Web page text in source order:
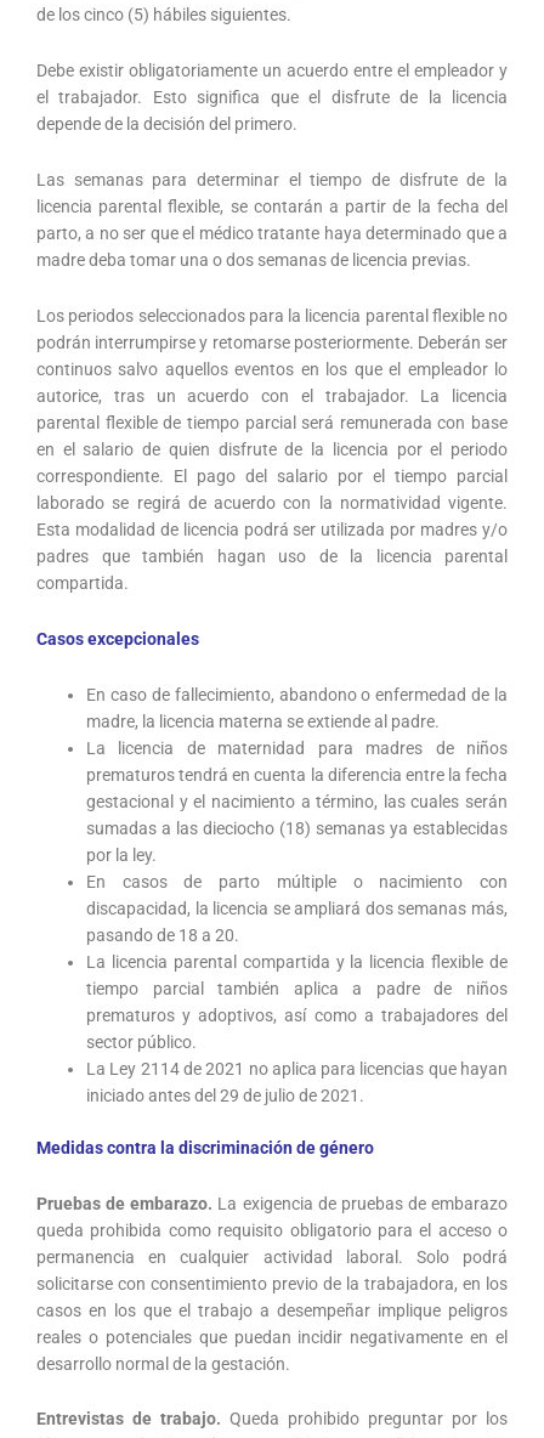
de los cinco (5) hábiles siguientes.
Debe existir obligatoriamente un acuerdo entre el empleador y
el trabajador. Esto significa que el disfrute de la licencia
depende de la decisión del primero.
Las semanas para determinar el tiempo de disfrute de la
licencia parental flexible, se contarán a partir de la fecha del
parto, a no ser que el médico tratante haya determinado que a
madre deba tomar una o dos semanas de licencia previas.
Los periodos seleccionados para la licencia parental flexible no
podrán interrumpirse y retomarse posteriormente. Deberán ser
continuos salvo aquellos eventos en los que el empleador lo
autorice, tras un acuerdo con el trabajador. La licencia
parental flexible de tiempo parcial será remunerada con base
en el salario de quien disfrute de la licencia por el periodo
correspondiente. El pago del salario por el tiempo parcial
laborado se regirá de acuerdo con la normatividad vigente.
Esta modalidad de licencia podrá ser utilizada por madres y/o
padres que también hagan uso de la licencia parental
compartida.
Casos excepcionales
En caso de fallecimiento, abandono o enfermedad de la
madre, la licencia materna se extiende al padre.
La licencia de maternidad para madres de niños
prematuros tendrá en cuenta la diferencia entre la fecha
gestacional y el nacimiento a término, las cuales serán
sumadas a las dieciocho (18) semanas ya establecidas
por la ley.
En casos de parto múltiple o nacimiento con
discapacidad, la licencia se ampliará dos semanas más,
pasando de 18 a 20.
La licencia parental compartida y la licencia flexible de
tiempo parcial también aplica a padre de niños
prematuros y adoptivos, así como a trabajadores del
sector público.
La Ley 2114 de 2021 no aplica para licencias que hayan
iniciado antes del 29 de julio de 2021.
Medidas contra la discriminación de género
Pruebas de embarazo. La exigencia de pruebas de embarazo
queda prohibida como requisito obligatorio para el acceso o
permanencia en cualquier actividad laboral. Solo podrá
solicitarse con consentimiento previo de la trabajadora, en los
casos en los que el trabajo a desempeñar implique peligros
reales o potenciales que puedan incidir negativamente en el
desarrollo normal de la gestación.
Entrevistas de trabajo. Queda prohibido preguntar por los